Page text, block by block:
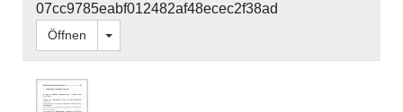
07cc9785eabf012482af48ecec2f38ad
Öffnen Dropdown öffnen